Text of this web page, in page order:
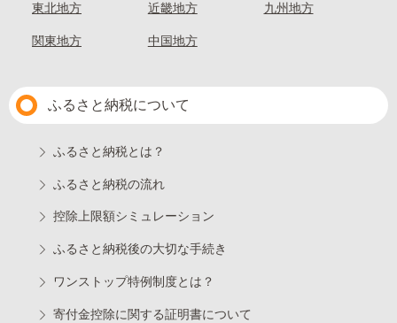
東北地方
関東地方
近畿地方
中国地方
九州地方
ふるさと納税について
ふるさと納税とは？
ふるさと納税の流れ
控除上限額シミュレーション
ふるさと納税後の大切な手続き
ワンストップ特例制度とは？
寄付金控除に関する証明書について